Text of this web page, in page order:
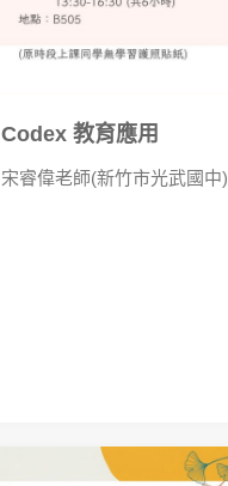
Codex 教育應用
宋睿偉老師(新竹市光武國中)